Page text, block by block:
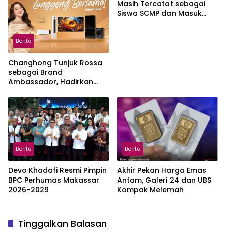
Berita
Changhong Tunjuk Rossa
sebagai Brand
Ambassador, Hadirkan
Masih Tercatat sebagai
Siswa SCMP dan Masuk
Berita
Devo Khadafi Resmi Pimpin
BPC Perhumas Makassar
2026–2029
Berita
Akhir Pekan Harga Emas
Antam, Galeri 24 dan UBS
Kompak Melemah
Tinggalkan Balasan